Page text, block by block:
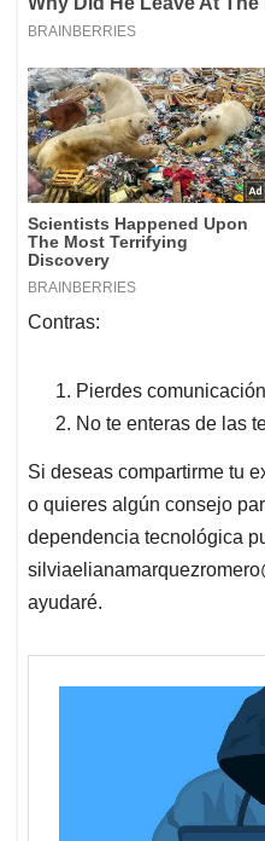
Contras:
Pierdes
No te enteras de las
Si deseas compartirme tu
o quieres algún consejo
dependencia tecnológica
ayudaré.